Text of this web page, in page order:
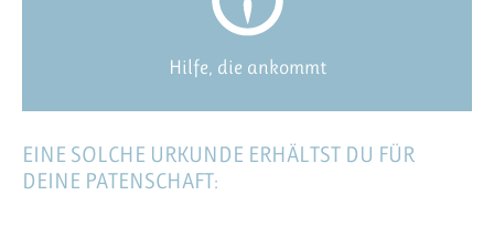
Hilfe, die ankommt
EINE SOLCHE URKUNDE ERHÄLTST DU FÜR
DEINE PATENSCHAFT: